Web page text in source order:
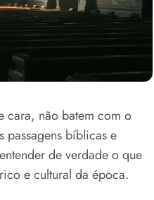
cara, não batem com o
passagens bíblicas e
de verdade o que
e cultural da época.